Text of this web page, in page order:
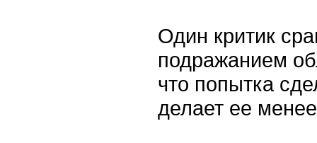
Один критик
подражанием
что попытка
делает ее